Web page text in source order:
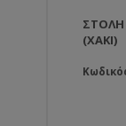
ΣΤΟΛΉ
(ΧΑΚΊ)